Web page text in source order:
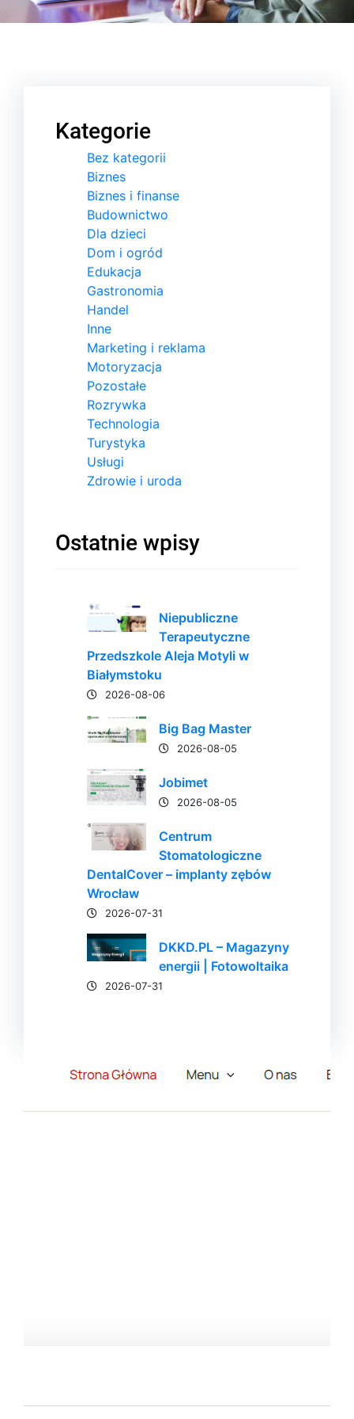
Kategorie
Bez kategorii
Biznes
Biznes i finanse
Budownictwo
Dla dzieci
Dom i ogród
Edukacja
Gastronomia
Handel
Inne
Marketing i reklama
Motoryzacja
Pozostałe
Rozrywka
Technologia
Turystyka
Usługi
Zdrowie i uroda
Ostatnie wpisy
Niepubliczne
Terapeutyczne
Przedszkole Aleja Motyli w
Białymstoku
2026-08-06
Big Bag Master
2026-08-05
Jobimet
2026-08-05
Centrum
Stomatologiczne
DentalCover – implanty zębów
Wrocław
2026-07-31
DKKD.PL – Magazyny
energii | Fotowoltaika
2026-07-31